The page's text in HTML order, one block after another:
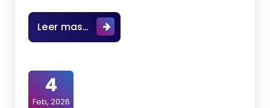
Leer mas… La verdadera esencia de los dias
4
Feb, 2026